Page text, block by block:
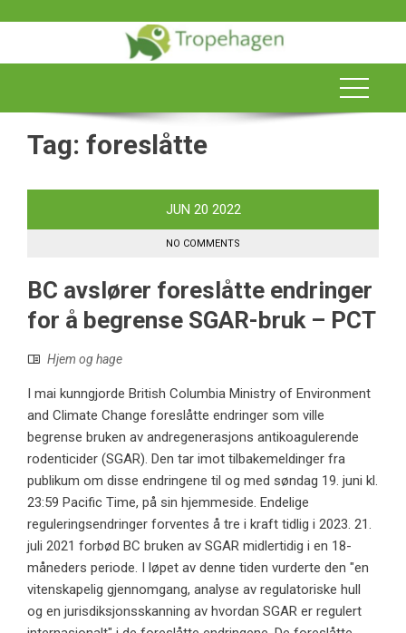
Tag: foreslåtte
JUN 20 2022
NO COMMENTS
BC avslører foreslåtte endringer
for å begrense SGAR-bruk – PCT
Hjem og hage
I mai kunngjorde British Columbia Ministry of Environment
and Climate Change foreslåtte endringer som ville
begrense bruken av andregenerasjons antikoagulerende
rodenticider (SGAR). Den tar imot tilbakemeldinger fra
publikum om disse endringene til og med søndag 19. juni kl.
23:59 Pacific Time, på sin hjemmeside. Endelige
reguleringsendringer forventes å tre i kraft tidlig i 2023. 21.
juli 2021 forbød BC bruken av SGAR midlertidig i en 18-
måneders periode. I løpet av denne tiden vurderte den "en
vitenskapelig gjennomgang, analyse av regulatoriske hull
og en jurisdiksjonsskanning av hvordan SGAR er regulert